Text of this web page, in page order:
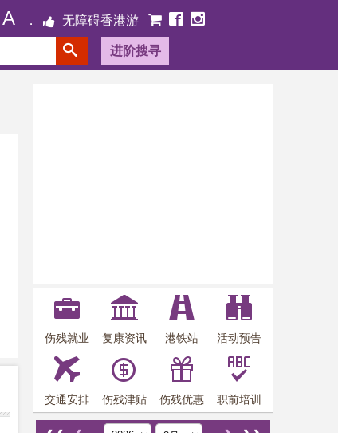
A 无障碍香港游
进阶搜寻
伤残就业 复康资讯 港铁站 活动预告
交通安排 伤残津贴 伤残优惠 职前培训